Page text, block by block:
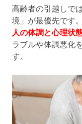
高齢者の引越しで
境」が最優先です
人の体調と心理状
ラブルや体調悪化
す。